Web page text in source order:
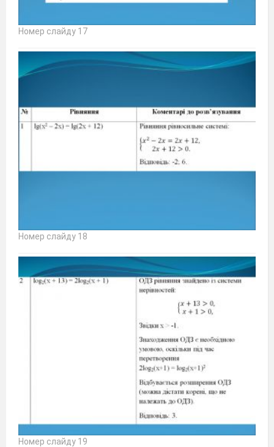
Номер слайду 17
Номер слайду 18
Номер слайду 19